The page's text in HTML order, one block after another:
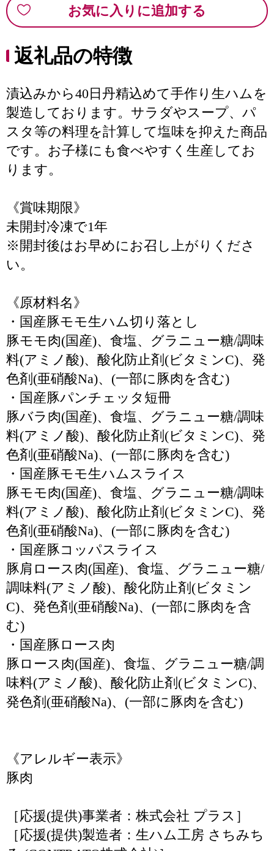
お気に入りに追加する
返礼品の特徴
漬込みから40日丹精込めて手作り生ハムを
製造しております。サラダやスープ、パ
スタ等の料理を計算して塩味を抑えた商品
です。お子様にも食べやすく生産してお
ります。
《賞味期限》
未開封冷凍で1年
※開封後はお早めにお召し上がりくださ
い。
《原材料名》
・国産豚モモ生ハム切り落とし
豚モモ肉(国産)、食塩、グラニュー糖/調味
料(アミノ酸)、酸化防止剤(ビタミンC)、発
色剤(亜硝酸Na)、(一部に豚肉を含む)
・国産豚パンチェッタ短冊
豚バラ肉(国産)、食塩、グラニュー糖/調味
料(アミノ酸)、酸化防止剤(ビタミンC)、発
色剤(亜硝酸Na)、(一部に豚肉を含む)
・国産豚モモ生ハムスライス
豚モモ肉(国産)、食塩、グラニュー糖/調味
料(アミノ酸)、酸化防止剤(ビタミンC)、発
色剤(亜硝酸Na)、(一部に豚肉を含む)
・国産豚コッパスライス
豚肩ロース肉(国産)、食塩、グラニュー糖/
調味料(アミノ酸)、酸化防止剤(ビタミン
C)、発色剤(亜硝酸Na)、(一部に豚肉を含
む)
・国産豚ロース肉
豚ロース肉(国産)、食塩、グラニュー糖/調
味料(アミノ酸)、酸化防止剤(ビタミンC)、
発色剤(亜硝酸Na)、(一部に豚肉を含む)
《アレルギー表示》
豚肉
［応援(提供)事業者：株式会社 プラス］
［応援(提供)製造者：生ハム工房 さちみち